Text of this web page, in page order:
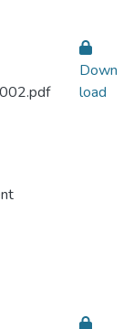
Down
load